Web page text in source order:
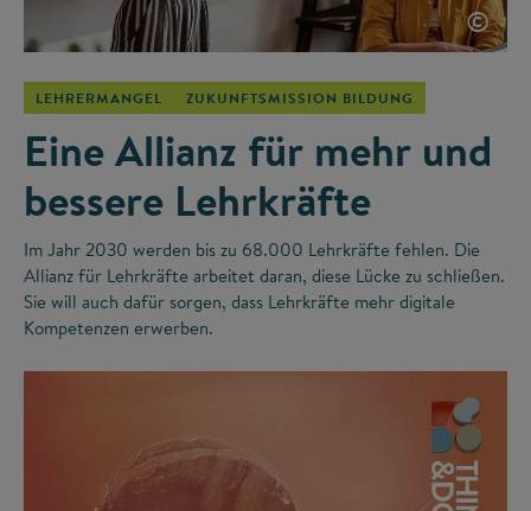
©
LEHRERMANGEL ZUKUNFTSMISSION BILDUNG
Eine Allianz für mehr und
bessere Lehrkräfte
Im Jahr 2030 werden bis zu 68.000 Lehrkräfte fehlen. Die
Allianz für Lehrkräfte arbeitet daran, diese Lücke zu schließen.
Sie will auch dafür sorgen, dass Lehrkräfte mehr digitale
Kompetenzen erwerben.